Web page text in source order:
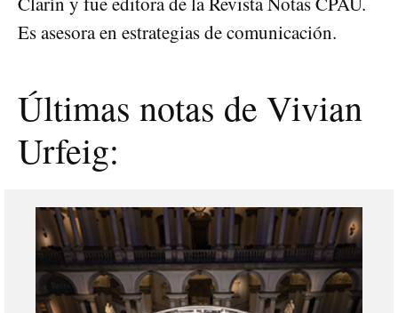
Es asesora en estrategias de comunicación.
Últimas notas de Vivian
Urfeig: